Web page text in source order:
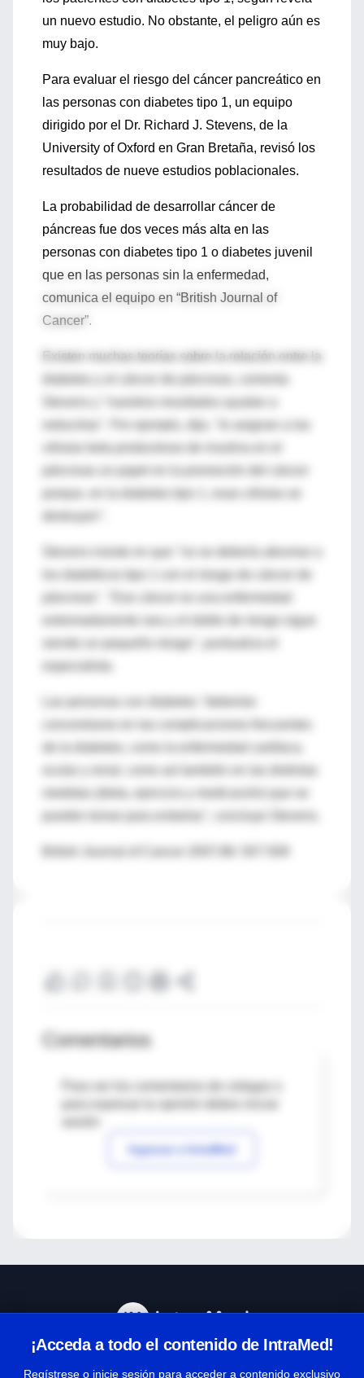
un nuevo estudio. No obstante, el peligro aún es
muy bajo.
Para evaluar el riesgo del cáncer pancreático en
las personas con diabetes tipo 1, un equipo
dirigido por el Dr. Richard J. Stevens, de la
University of Oxford en Gran Bretaña, revisó los
resultados de nueve estudios poblacionales.
La probabilidad de desarrollar cáncer de
páncreas fue dos veces más alta en las
personas con diabetes tipo 1 o diabetes juvenil
que en las personas sin la enfermedad,
comunica el equipo en “British Journal of
Cancer”.
Existen muchas teorías sobre la relación entre la
reducirlas". Por ejemplo, dijo, "le asignan a las
páncreas un papel en la promoción del cáncer
porque, en la diabetes tipo 1, esas células se
los diabéticos tipo 1 con el riesgo de cáncer de
extremadamente rara y el doble de riesgo sigue
siendo un pequeño riesgo", puntualiza el
Comentarios
Para ver los comentarios de colegas o
Ingresar a IntraMed
¡Acceda a todo el contenido de IntraMed!
Regístrese o inicie sesión para acceder a contenido exclusivo